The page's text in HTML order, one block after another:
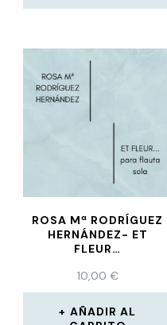
ROSA Mª RODRÍGUEZ
HERNÁNDEZ- ET
FLEUR…
10,00 €
AÑADIR AL